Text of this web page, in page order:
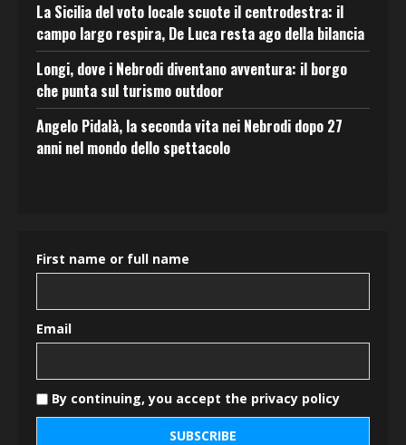
La Sicilia del voto locale scuote il centrodestra: il
campo largo respira, De Luca resta ago della bilancia
Longi, dove i Nebrodi diventano avventura: il borgo
che punta sul turismo outdoor
Angelo Pidalà, la seconda vita nei Nebrodi dopo 27
anni nel mondo dello spettacolo
First name or full name
Email
By continuing, you accept the privacy policy